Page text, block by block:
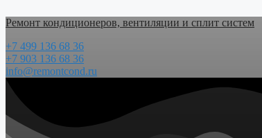
к
Ремонт кондиционеров, вентиляции и сплит систем
+7 499 136 68 36
+7 903 136 68 36
info@remontcond.ru